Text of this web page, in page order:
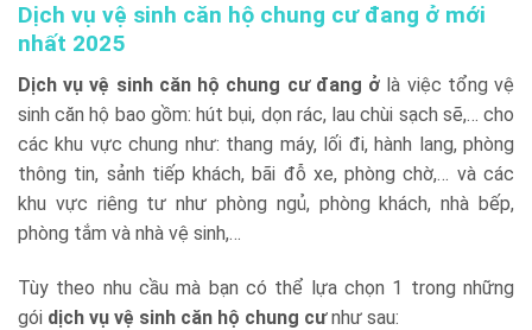
Dịch vụ vệ sinh căn hộ chung cư đang ở mới
nhất 2025
Dịch vụ vệ sinh căn hộ chung cư đang ở là việc tổng vệ
sinh căn hộ bao gồm: hút bụi, dọn rác, lau chùi sạch sẽ,… cho
các khu vực chung như: thang máy, lối đi, hành lang, phòng
thông tin, sảnh tiếp khách, bãi đỗ xe, phòng chờ,… và các
khu vực riêng tư như phòng ngủ, phòng khách, nhà bếp,
phòng tắm và nhà vệ sinh,…
Tùy theo nhu cầu mà bạn có thể lựa chọn 1 trong những
gói dịch vụ vệ sinh căn hộ chung cưnhư sau: